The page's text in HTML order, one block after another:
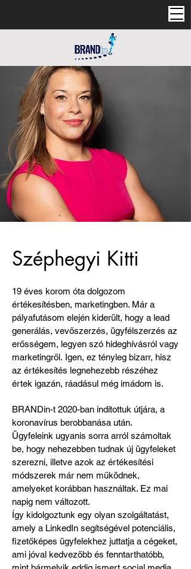
Széphegyi Kitti
19 éves korom óta dolgozom
értékesítésben, marketingben. Már a
pályafutásom elején kiderült, hogy a lead
generálás, vevőszerzés, ügyfélszerzés az
erősségem, legyen szó hideghívásról vagy
marketingről. Igen, ez tényleg bizarr, hisz
az értékesítés legnehezebb részéhez
értek igazán, ráadásul még imádom is.
BRANDin-t 2020-ban indítottuk útjára, a
koronavírus berobbanása után.
Ügyfeleink ugyanis sorra arról számoltak
be, hogy nehezebben tudnak új ügyfeleket
szerezni, illetve azok az értékesítési
módszerek már nem működnek,
amelyeket korábban használtak. Ez mai
napig nem változott.
Így kidolgoztunk egy olyan szolgáltatást,
amely a LinkedIn segítségével potenciális,
fizetőképes ügyfelekhez juttatja a cégeket,
ami jóval kedvezőbb és fenntarthatóbb,